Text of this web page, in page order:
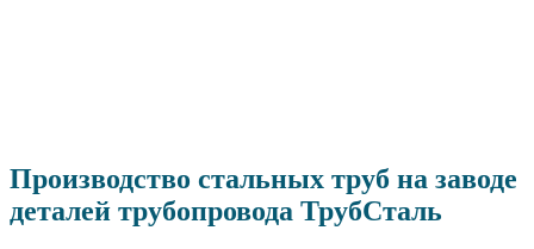
Производство стальных труб на заводе
деталей трубопровода ТрубСталь